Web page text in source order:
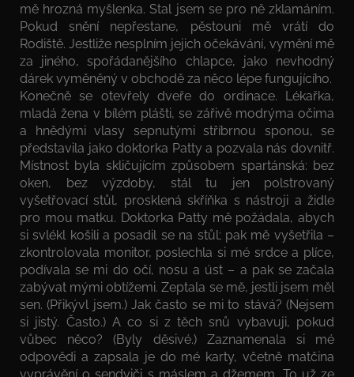
mě hrozná myšlenka. Stal jsem se pro ně zklamáním.
Pokud snění nepřestane, pěstouni mě vrátí do
Rodiště. Jestliže nesplním jejich očekávání, vymění mě
za jiného, spořádanějšího chlapce, jako nevhodný
dárek vyměněný v obchodě za něco lépe fungujícího.
Konečně se otevřely dveře do ordinace. Lékařka,
mladá žena v bílém plášti, se zářivě modrýma očima
a hnědými vlasy sepnutými stříbrnou sponou, se
představila jako doktorka Patty a pozvala nás dovnitř.
Místnost byla skličujícím způsobem spartánská: bez
oken, bez výzdoby, stál tu jen polstrovaný
vyšetřovací stůl, prosklená skříňka s nástroji a židle
pro mou matku. Doktorka Patty mě požádala, abych
si svlékl košili a posadil se na stůl; pak mě vyšetřila –
zkontrolovala monitor, poslechla si mé srdce a plíce,
podívala se mi do očí, nosu a úst – a pak se začala
zabývat mými obtížemi. Zeptala se mě, jestli jsem měl
sen. (Přikývl jsem.) Jak často se mi to stává? (Nejsem
si jistý. Často.) A co si z těch snů vybavuji, pokud
vůbec něco? (Byly děsivé.) Zaznamenala si mé
odpovědi a zapsala je do mé karty, včetně matčina
vyprávění o sendviči s máslem a džemem. To už ze